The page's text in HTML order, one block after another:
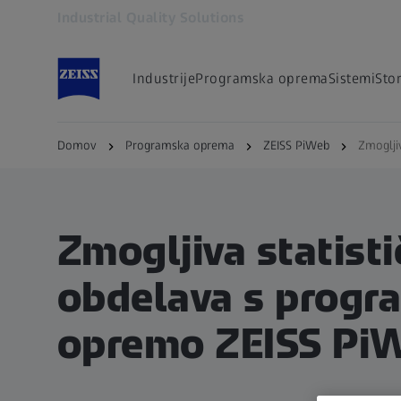
IndustrijeProgramska opremaSistemi
Domov Programska oprema ZEISS PiWeb
Zmogljiva
obdelava s
opremo ZEISS